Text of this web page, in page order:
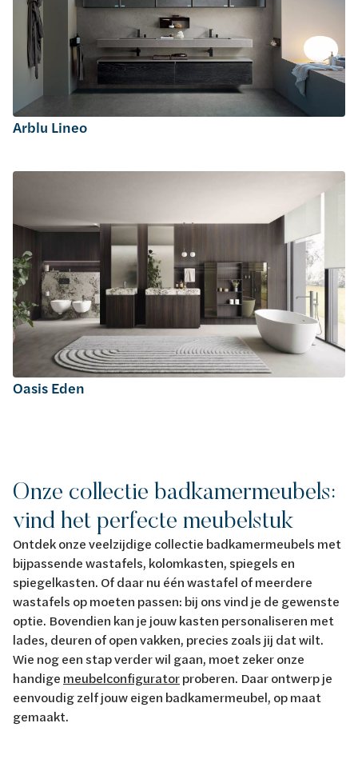
Arblu Lineo
Oasis Eden
Onze collectie badkamermeubels:
vind het perfecte meubelstuk
Ontdek onze veelzijdige collectie badkamermeubels met
bijpassende wastafels, kolomkasten, spiegels en
spiegelkasten. Of daar nu één wastafel of meerdere
wastafels op moeten passen: bij ons vind je de gewenste
optie. Bovendien kan je jouw kasten personaliseren met
lades, deuren of open vakken, precies zoals jij dat wilt.
Wie nog een stap verder wil gaan, moet zeker onze
handige meubelconfiguratorproberen. Daar ontwerp je
eenvoudig zelf jouw eigen badkamermeubel, op maat
gemaakt.